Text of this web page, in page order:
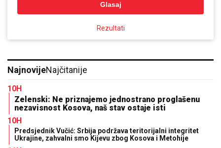
Glasaj
Rezultati
NajnovijeNajčitanije
10H
Zelenski: Ne priznajemo jednostrano proglašenu
nezavisnost Kosova, naš stav ostaje isti
10H
Predsjednik Vučić: Srbija podržava teritorijalni integritet
Ukrajine, zahvalni smo Kijevu zbog Kosova i Metohije